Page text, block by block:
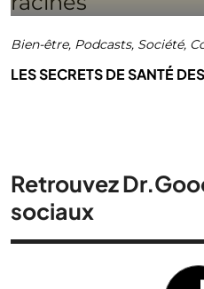
Bien-être, Podcasts, Société,
LES SECRETS DE SANTÉ
Retrouvez
sociaux